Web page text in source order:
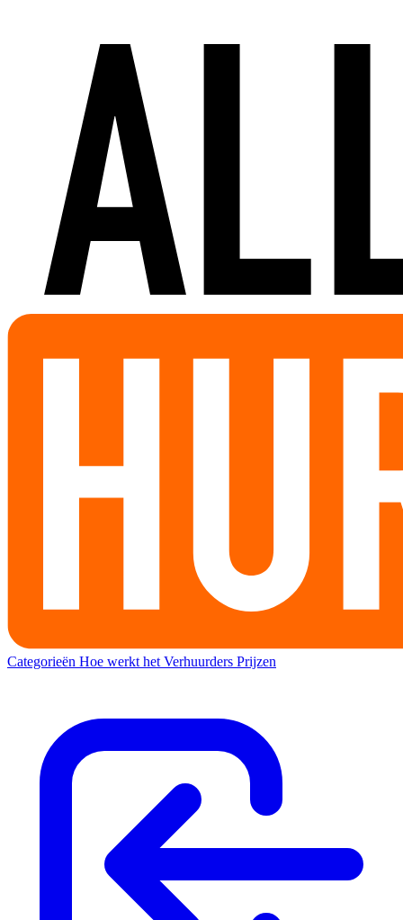
Categorieën Hoe werkt het Verhuurders Prijzen